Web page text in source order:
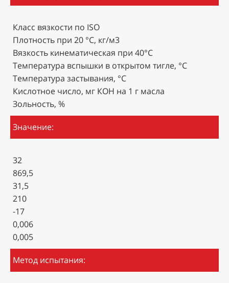
Класс вязкости по ISO
Плотность при 20 °C, кг/м3
Вязкость кинематическая при 40°C
Температура вспышки в открытом тигле, °С
Температура застывания, °С
Кислотное число, мг КОН на 1 г масла
Зольность, %
Значение:
32
869,5
31,5
210
-17
0,006
0,005
Метод испытания: